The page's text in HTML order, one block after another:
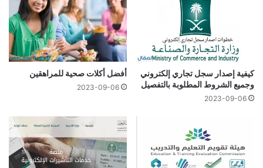
كيفية إصدار سجل تجاري إلكتروني
وجميع الشروط المطلوبة بالتفصيل
2023-09-06
أفضل أكلات صحية للمراهقين
2023-09-06